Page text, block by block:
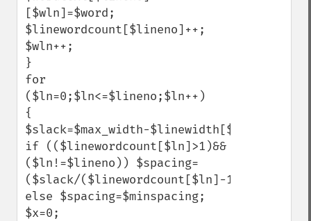
[$wln]=$word;
$linewordcount[$lineno]++;
$wln++;
}
for
($ln=0;$ln<=$lineno;$ln++)
{
$slack=$max_width-$linewidth[$ln];
if (($linewordcount[$ln]>1)&&
($ln!=$lineno)) $spacing=
($slack/($linewordcount[$ln]-1));
else $spacing=$minspacing;
$x=0;